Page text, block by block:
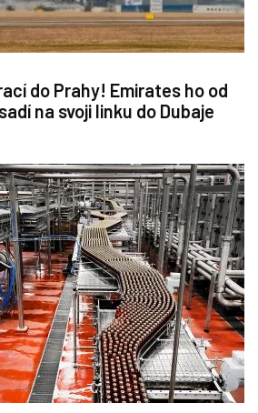
do Prahy! Emirates ho od
na svoji linku do Dubaje